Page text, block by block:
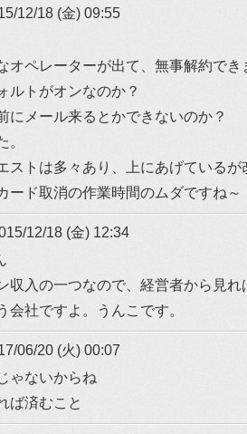
12/18 (金) 09:55
オペレーターが出て、無事解約でき
ルトがオンなのか？
にメール来るとかできないのか？
。
ストは多々あり、上にあげているが
ード取消の作業時間のムダですね～
12/18 (金) 12:34
収入の一つなので、経営者から見
会社ですよ。うんこです。
06/20 (火) 00:07
ゃないからね
ば済むこと